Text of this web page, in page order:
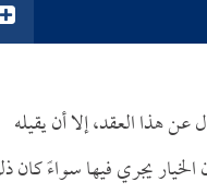
هذا العقد، إلا أن يقيله
الخيار يجري فيها سواءً كان